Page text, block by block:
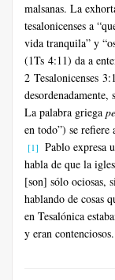
malsanas. La
tesalonicenses a
vida tranquila” y
(1Ts 4:11) da a
2 Tesalonicenses
La palabra griega
en todo”) se refiere
[1] Pablo expresa
habla de que la
[son] sólo ociosas,
hablando de cosas
en Tesalónica
y eran